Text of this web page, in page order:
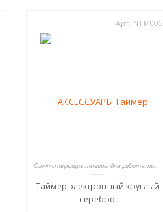
Арт. NTM005
Сопутствующие товары для работы парикмахеров
Таймер электронный круглый
серебро